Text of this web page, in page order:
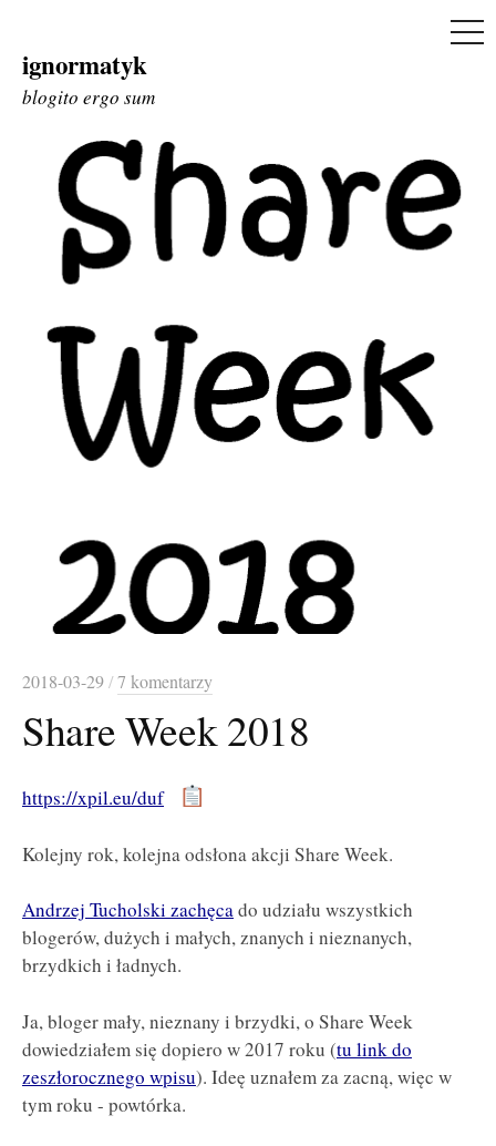
Skip
to
ignormatyk
blogito ergo sum
2018-03-29/7 komentarzy
Share Week 2018
https://xpil.eu/duf
Kolejny rok, kolejna odsłona akcji Share Week.
Andrzej Tucholski zachęcado udziału wszystkich
blogerów, dużych i małych, znanych i nieznanych,
brzydkich i ładnych.
Ja, bloger mały, nieznany i brzydki, o Share Week
dowiedziałem się dopiero w 2017 roku (tu link do
zeszłorocznego wpisu). Ideę uznałem za zacną, więc w
tym roku - powtórka.